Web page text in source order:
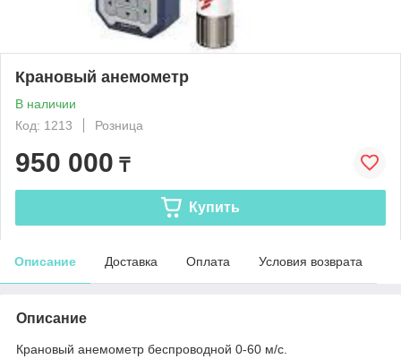
Крановый анемометр
В наличии
Код: 1213
Розница
950 000 ₸
Купить
Описание Доставка Оплата Условия возврата
Описание
Крановый анемометр беспроводной 0-60 м/с.